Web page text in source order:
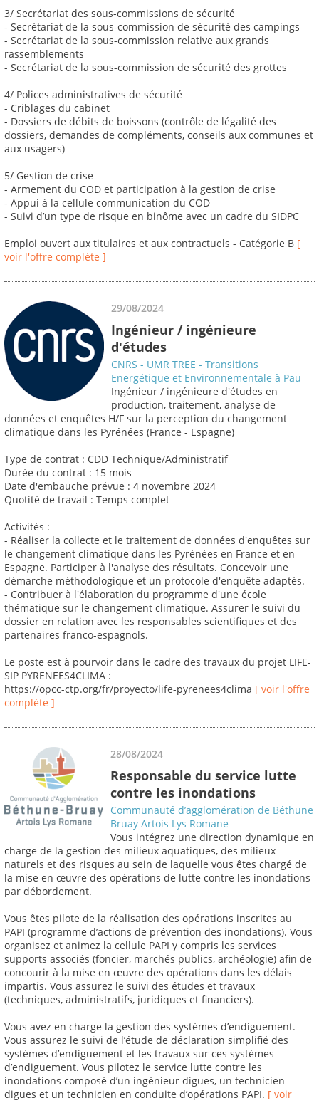
3/ Secrétariat des sous-commissions de sécurité
- Secrétariat de la sous-commission de sécurité des campings
- Secrétariat de la sous-commission relative aux grands
rassemblements
- Secrétariat de la sous-commission de sécurité des grottes
4/ Polices administratives de sécurité
- Criblages du cabinet
- Dossiers de débits de boissons (contrôle de légalité des
dossiers, demandes de compléments, conseils aux communes et
aux usagers)
5/ Gestion de crise
- Armement du COD et participation à la gestion de crise
- Appui à la cellule communication du COD
- Suivi d’un type de risque en binôme avec un cadre du SIDPC
Emploi ouvert aux titulaires et aux contractuels - Catégorie B [
voir l'offre complète ]
29/08/2024
Ingénieur / ingénieure
d'études
CNRS - UMR TREE - Transitions
Energétique et Environnementale à Pau
Ingénieur / ingénieure d'études en
production, traitement, analyse de
données et enquêtes H/F sur la perception du changement
climatique dans les Pyrénées (France - Espagne)
Type de contrat : CDD Technique/Administratif
Durée du contrat : 15 mois
Date d'embauche prévue : 4 novembre 2024
Quotité de travail : Temps complet
Activités :
- Réaliser la collecte et le traitement de données d'enquêtes sur
le changement climatique dans les Pyrénées en France et en
Espagne. Participer à l'analyse des résultats. Concevoir une
démarche méthodologique et un protocole d'enquête adaptés.
- Contribuer à l'élaboration du programme d'une école
thématique sur le changement climatique. Assurer le suivi du
dossier en relation avec les responsables scientifiques et des
partenaires franco-espagnols.
Le poste est à pourvoir dans le cadre des travaux du projet LIFE-
SIP PYRENEES4CLIMA :
https://opcc-ctp.org/fr/proyecto/life-pyrenees4clima [ voir l'offre
complète ]
28/08/2024
Responsable du service lutte
contre les inondations
Communauté d’agglomération de Béthune
Bruay Artois Lys Romane
Vous intégrez une direction dynamique en
charge de la gestion des milieux aquatiques, des milieux
naturels et des risques au sein de laquelle vous êtes chargé de
la mise en œuvre des opérations de lutte contre les inondations
par débordement.
Vous êtes pilote de la réalisation des opérations inscrites au
PAPI (programme d’actions de prévention des inondations). Vous
organisez et animez la cellule PAPI y compris les services
supports associés (foncier, marchés publics, archéologie) afin de
concourir à la mise en œuvre des opérations dans les délais
impartis. Vous assurez le suivi des études et travaux
(techniques, administratifs, juridiques et financiers).
Vous avez en charge la gestion des systèmes d’endiguement.
Vous assurez le suivi de l’étude de déclaration simplifié des
systèmes d’endiguement et les travaux sur ces systèmes
d’endiguement. Vous pilotez le service lutte contre les
inondations composé d’un ingénieur digues, un technicien
digues et un technicien en conduite d’opérations PAPI. [ voir